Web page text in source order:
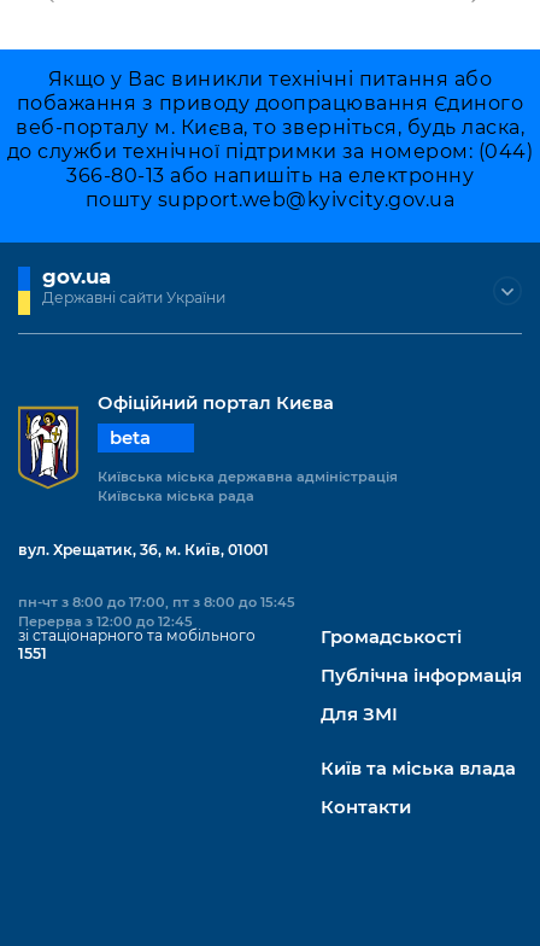
Якщо у Вас виникли технічні питання або
побажання з приводу доопрацювання Єдиного
веб-порталу м. Києва, то зверніться, будь ласка,
до служби технічної підтримки за номером: (044)
366-80-13 або напишіть на електронну
пошту support.web@kyivcity.gov.ua
gov.ua
Державні сайти України
Офіційний портал Києва
beta
Київська міська державна адміністрація
Київська міська рада
вул. Хрещатик, 36, м. Київ, 01001
пн-чт з 8:00 до 17:00, пт з 8:00 до 15:45
Перерва з 12:00 до 12:45
зі стаціонарного та мобільного
1551
Громадськості
Публічна інформація
Для ЗМІ
Київ та міська влада
Контакти